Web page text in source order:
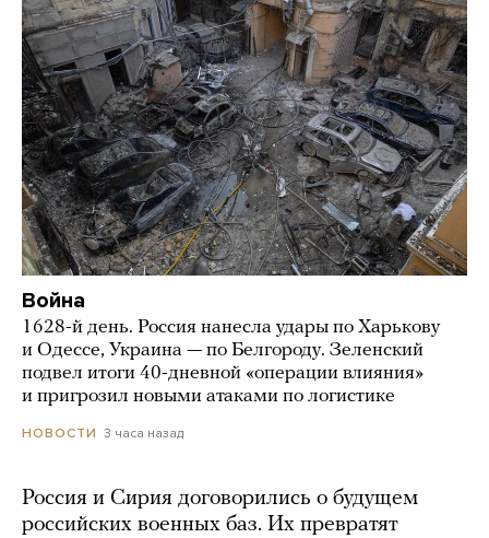
Война
1628-й день. Россия нанесла удары по Харькову
и Одессе, Украина — по Белгороду. Зеленский
подвел итоги 40-дневной «операции влияния»
и пригрозил новыми атаками по логистике
НОВОСТИ 3 часа назад
Россия и Сирия договорились о будущем
российских военных баз. Их превратят